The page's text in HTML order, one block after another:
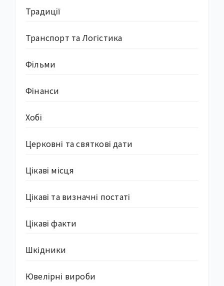
Традиції
Транспорт та Логістика
Фільми
Фінанси
Хобі
Церковні та святкові дати
Цікаві місця
Цікаві та визначні постаті
Цікаві факти
Шкідники
Ювелірні вироби